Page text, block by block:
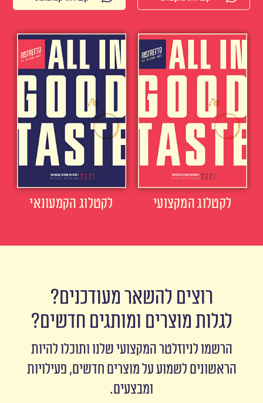
לקטלוג הקמעונאי לקטלוג המקצועי
רוצים להשאר מעודכנים?
לגלות מוצרים ומותגים חדשים?
הרשמו לניוזלטר המקצועי שלנו ותוכלו להיות
הראשונים לשמוע על מוצרים חדשים, פעילויות
ומבצעים.